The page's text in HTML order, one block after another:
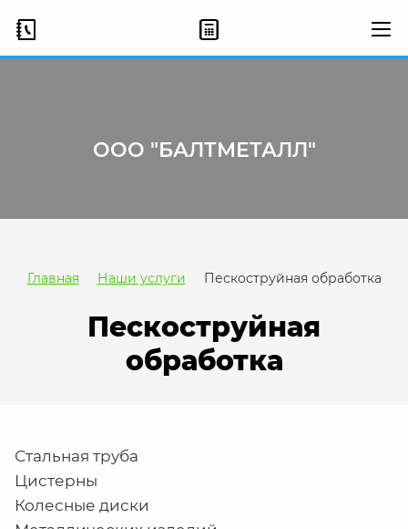
ООО "БАЛТМЕТАЛЛ"
Главная Наши услуги Пескоструйная обработка
Пескоструйная
обработка
Стальная труба
Цистерны
Колесные диски